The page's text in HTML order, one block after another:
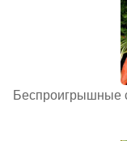
Беспроигрышные